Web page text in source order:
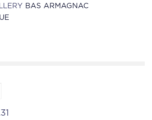
BAS ARMAGNAC